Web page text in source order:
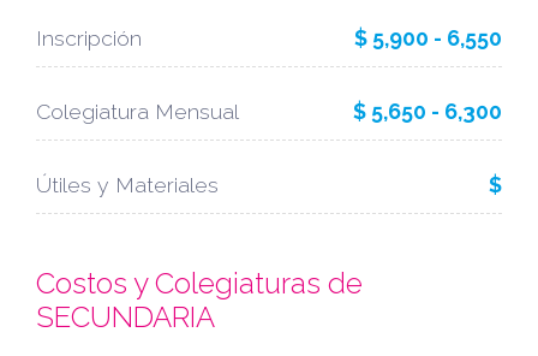
Inscripción $ 5,900 - 6,550
Colegiatura Mensual $ 5,650 - 6,300
Útiles y Materiales $
Costos y Colegiaturas de
SECUNDARIA